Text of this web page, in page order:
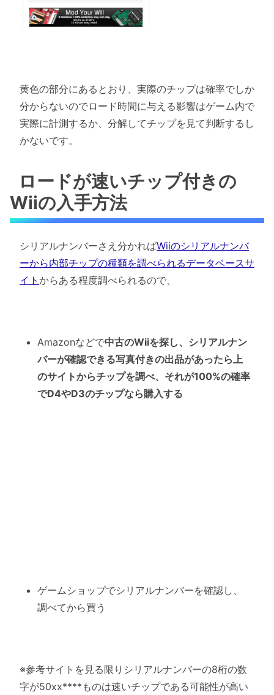
黄色の部分にあるとおり、実際のチップは確率でしか
分からないのでロード時間に与える影響はゲーム内で
実際に計測するか、分解してチップを見て判断するし
かないです。
ロードが速いチップ付きの
Wiiの入手方法
シリアルナンバーさえ分かればWiiのシリアルナンバ
ーから内部チップの種類を調べられるデータベースサ
イト からある程度調べられるので、
Amazonなどで中古のWiiを探し、シリアルナン
バーが確認できる写真付きの出品があったら上
のサイトからチップを調べ、それが100%の確率
でD4やD3のチップなら購入する
ゲームショップでシリアルナンバーを確認し、
調べてから買う
※参考サイトを見る限りシリアルナンバーの8桁の数
字が50xx****ものは速いチップである可能性が高い